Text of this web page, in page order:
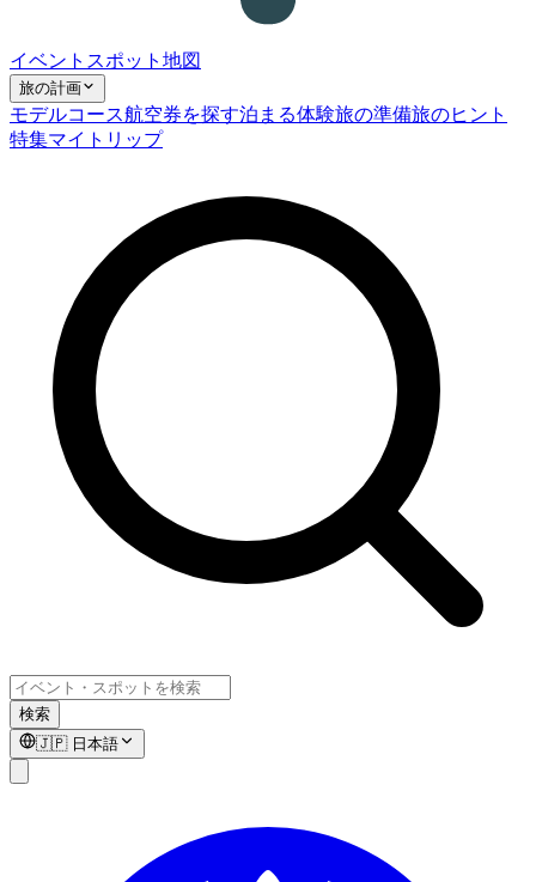
イベント スポット 地図
旅の計画
モデルコース航空券を探す泊まる体験旅の準備旅のヒント
特集マイトリップ
検索
🇯🇵 日本語